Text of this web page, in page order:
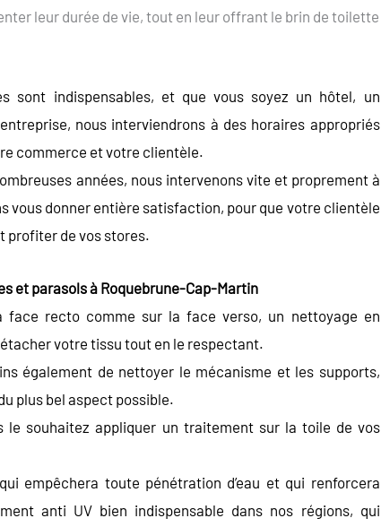
leur durée de vie, tout en leur offrant le brin de toilette
sont indispensables, et que vous soyez un hôtel, un
nous interviendrons à des horaires appropriés
commerce et votre clientèle.
années, nous intervenons vite et proprement à
vous donner entière satisfaction, pour que votre clientèle
profiter de vos stores.
et parasols à Roquebrune-Cap-Martin
face recto comme sur la face verso, un nettoyage en
votre tissu tout en le respectant.
également de nettoyer le mécanisme et les supports,
plus bel aspect possible.
le souhaitez appliquer un traitement sur la toile de vos
empêchera toute pénétration d’eau et qui renforcera
anti UV bien indispensable dans nos régions, qui